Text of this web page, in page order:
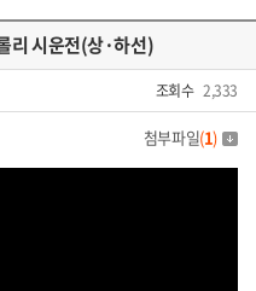
리 시운전(상·하선)
조회수 2,333
첨부파일(1)